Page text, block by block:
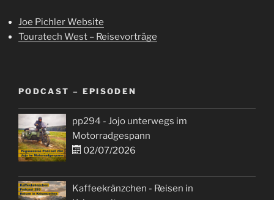
Joe Pichler Website
Touratech West – Reisevorträge
PODCAST – EPISODEN
pp294 - Jojo unterwegs im
Motorradgespann
02/07/2026
Kaffeekränzchen - Reisen in